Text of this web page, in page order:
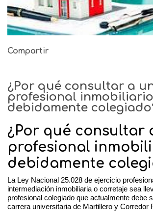
Compartir
¿Por qué consultar a
profesional inmobiliario
debidamente
¿Por qué consultar
profesional
debidamente
La Ley Nacional 25.028 de ejercicio
intermediación inmobiliaria o corretaje sea
profesional colegiado que actualmente debe
carrera universitaria de Martillero y Corredor